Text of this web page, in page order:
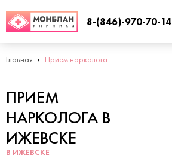
8-(846)-970-70-14
Главная Прием нарколога
ПРИЕМ
НАРКОЛОГА В
ИЖЕВСКЕ
В ИЖЕВСКЕ